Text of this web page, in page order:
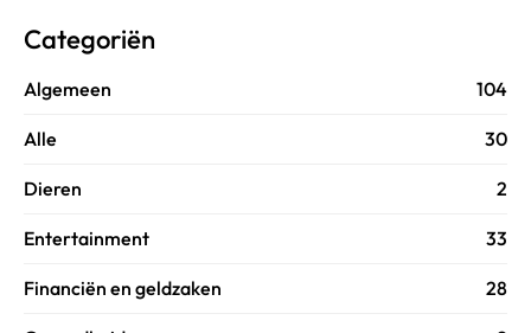
Categoriën
Algemeen 104
Alle 30
Dieren 2
Entertainment 33
Financiën en geldzaken 28